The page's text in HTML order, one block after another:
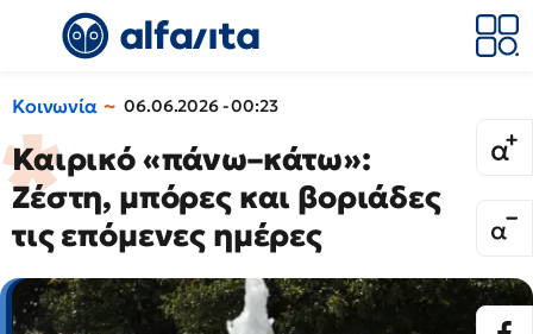
Κοινωνία 06.06.2026 - 00:23
Καιρικό «πάνω–κάτω»:
Ζέστη, μπόρες και βοριάδες
τις επόμενες ημέρες